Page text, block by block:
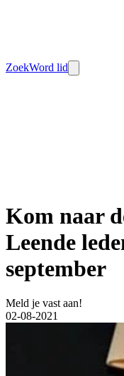
ZoekWord lid
Kom naar
Leende
september
Meld je vast aan!
02-08-2021